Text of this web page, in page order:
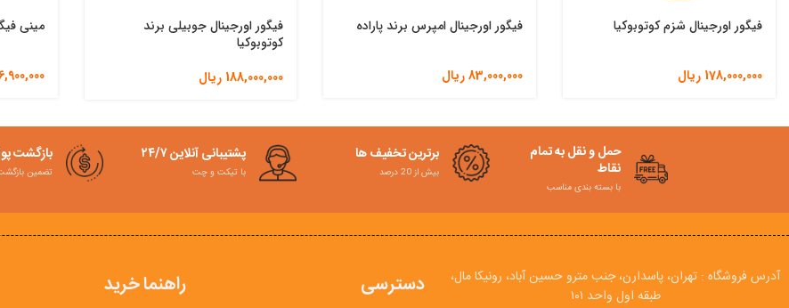
فیگور اورجینال شزم کوتوبوکیا
178,000,000 ریال
فیگور اورجینال امپرس برند پاراده
83,000,000ریال
فیگور اورجینال جوبیلی برند
کوتوبوکیا
188,000,000 ریال
مینی
حمل و نقل به تمام
نقاط
با بسته بندی مناسب
برترین تخفیف ها
بیش از 20 درصد
پشتیبانی آنلاین ۲۴/۷
با تیکت و چت
بازگشت
تضمین بازگشت
آدرس فروشگاه : تهران، پاسدارن، جنب مترو حسین آباد، رونیکا مال،
طبقه اول واحد ۱۰۱
دسترسی راهنما خرید